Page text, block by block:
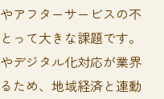
アフターサービスの不
って大きな課題です。
デジタル化対応が業界
ため、地域経済と連動